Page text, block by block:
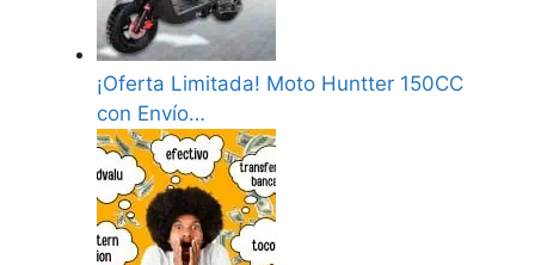
¡Oferta Limitada! Moto Huntter 150CC
con Envío…